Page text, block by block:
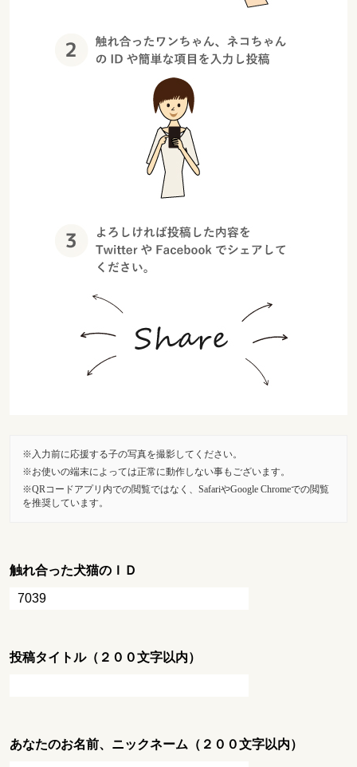
入力前に応援する子の写真を撮影してください。
お使いの端末によっては正常に動作しない事もございます。
QRコードアプリ内での閲覧ではなく、SafariやGoogle Chromeでの閲覧
を推奨しています。
触れ合った犬猫のＩＤ
投稿タイトル（２００文字以内）
あなたのお名前、ニックネーム（２００文字以内）